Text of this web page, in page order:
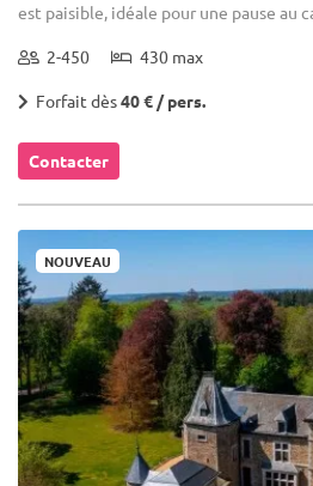
est paisible, idéale pour une pause au
2-450 430 max
Forfait dès40 € / pers.
Contacter
NOUVEAU